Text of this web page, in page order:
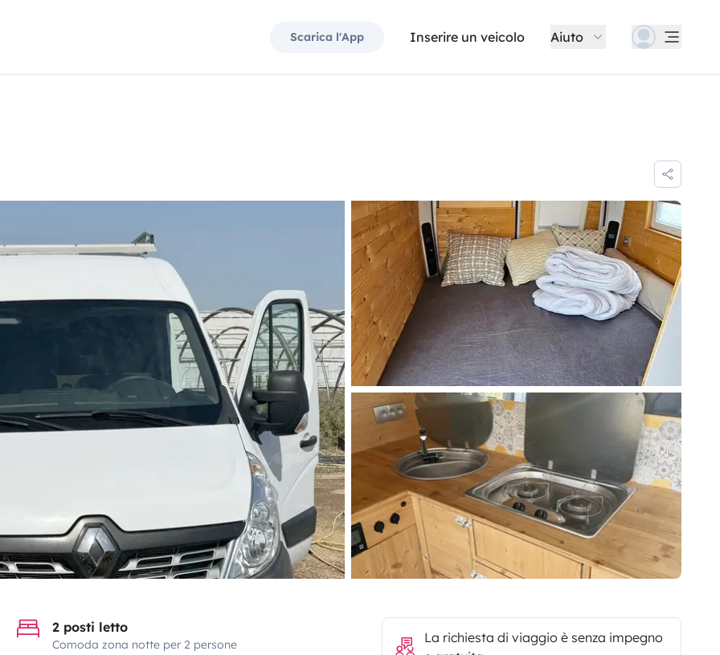
Scarica l'App Inserire un veicolo Aiuto
2 posti letto
Comoda zona notte per 2 persone
La richiesta di viaggio è senza impegno